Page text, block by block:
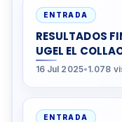
ENTRADA
RESULTADOS
UGEL EL
16 Jul 2025•1.078
ENTRADA